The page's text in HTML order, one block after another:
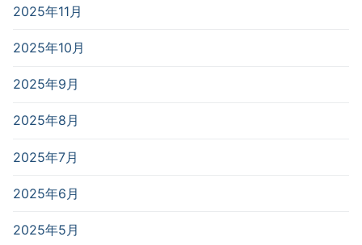
2025年11月
2025年10月
2025年9月
2025年8月
2025年7月
2025年6月
2025年5月